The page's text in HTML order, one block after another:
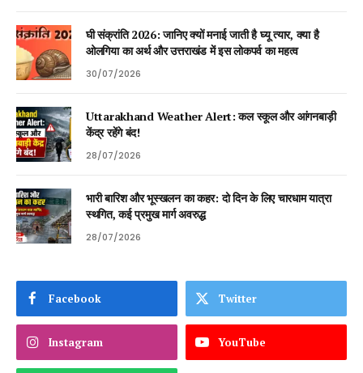
घी संक्रांति 2026: जानिए क्यों मनाई जाती है घ्यू त्यार, क्या है
ओलगिया का अर्थ और उत्तराखंड में इस लोकपर्व का महत्व
30/07/2026
Uttarakhand Weather Alert: कल स्कूल और आंगनबाड़ी
केंद्र रहेंगे बंद!
28/07/2026
भारी बारिश और भूस्खलन का कहर: दो दिन के लिए चारधाम यात्रा
स्थगित, कई प्रमुख मार्ग अवरुद्ध
28/07/2026
Facebook Twitter
Instagram YouTube